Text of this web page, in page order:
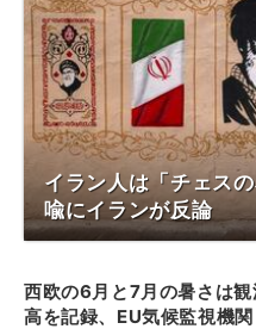
イラン人は「チェス
喩にイランが反論
西欧の6月と7月の暑さは
高を記録、EU気候監視機関